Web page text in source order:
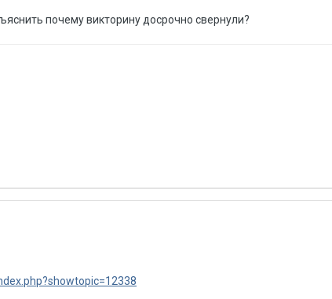
почему викторину досрочно свернули?